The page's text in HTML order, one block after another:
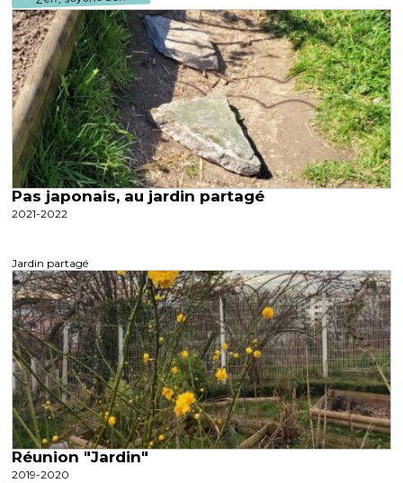
Pas japonais, au jardin partagé
2021-2022
Jardin partagé
Réunion "Jardin"
2019-2020